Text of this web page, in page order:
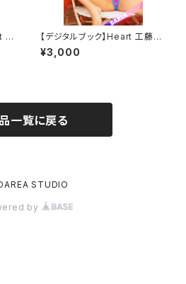
D
【デジタルブック】Heart 工藤え
れな DAREA Dream Factory
Magazine
¥3,000
一覧に戻る
STUDIO
by